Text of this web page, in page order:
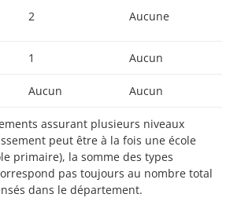
2 Aucune
1 Aucun
Aucun Aucun
assurant plusieurs niveaux
peut être à la fois une école
primaire), la somme des types
pas toujours au nombre total
dans le département.